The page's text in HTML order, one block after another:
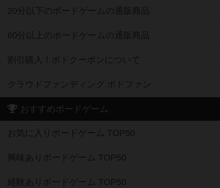
20分以下のボードゲームの通販商品
60分以上のボードゲームの通販商品
割引購入！ボドクーポンについて
クラウドファンディング ボドファン
おすすめボードゲーム
お気に入りボードゲーム TOP50
興味ありボードゲーム TOP50
経験ありボードゲーム TOP50